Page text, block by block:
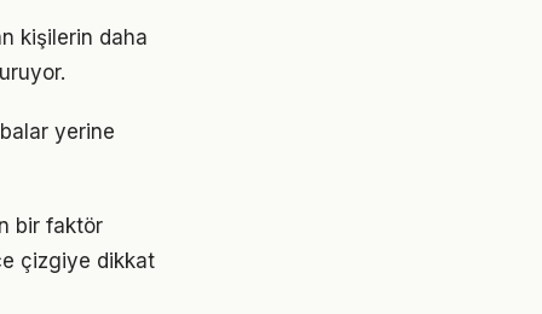
kişilerin daha
yerine
bir faktör
çizgiye dikkat